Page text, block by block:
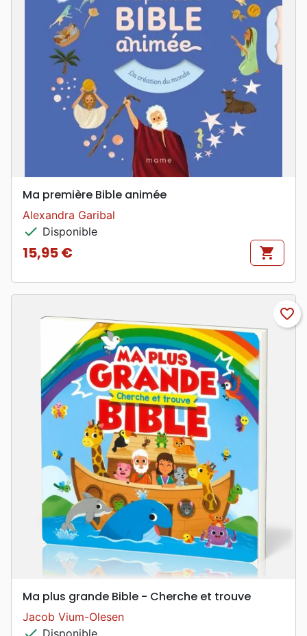
Ma première Bible animée
Alexandra Garibal
check Disponible
Prix
15,95 € shopping_cart
favorite_border
Ma plus grande Bible - Cherche et trouve
Jacob Vium-Olesen
Disponible